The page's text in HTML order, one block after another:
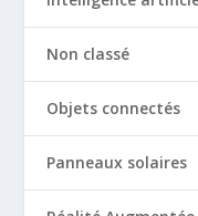
Non classé
Objets connectés
Panneaux solaires